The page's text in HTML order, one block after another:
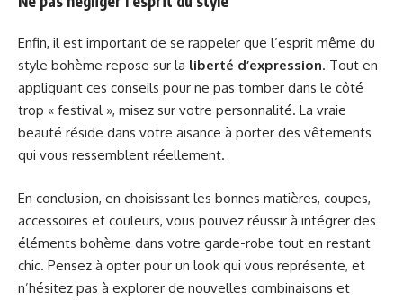
Enfin, il est important de se rappeler que l’esprit même du
style bohème repose sur la liberté d’expression. Tout en
appliquant ces conseils pour ne pas tomber dans le côté
trop « festival », misez sur votre personnalité. La vraie
beauté réside dans votre aisance à porter des vêtements
qui vous ressemblent réellement.
En conclusion, en choisissant les bonnes matières, coupes,
accessoires et couleurs, vous pouvez réussir à intégrer des
éléments bohème dans votre garde-robe tout en restant
chic. Pensez à opter pour un look qui vous représente, et
n’hésitez pas à explorer de nouvelles combinaisons et